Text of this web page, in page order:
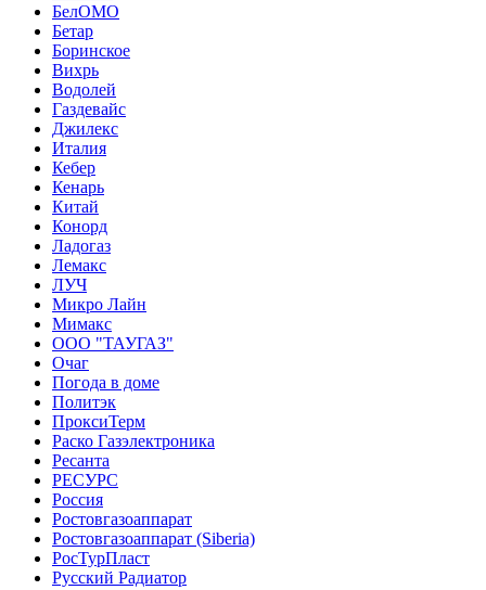
БелОМО
Бетар
Боринское
Вихрь
Водолей
Газдевайс
Джилекс
Италия
Кебер
Кенарь
Китай
Конорд
Ладогаз
Лемакс
ЛУЧ
Микро Лайн
Мимакс
ООО "ТАУГАЗ"
Очаг
Погода в доме
Политэк
ПроксиТерм
Раско Газэлектроника
Ресанта
РЕСУРС
Россия
Ростовгазоаппарат
Ростовгазоаппарат (Siberia)
РосТурПласт
Русский Радиатор